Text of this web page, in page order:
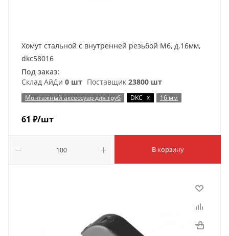
Хомут стальной с внутренней резьбой М6, д.16мм,
dkc58016
Под заказ:
Склад АйДи 0 шт Поставщик 23800 шт
Монтажный аксессуар для труб DKC x 16 мм
61 ₽/шт
В корзину